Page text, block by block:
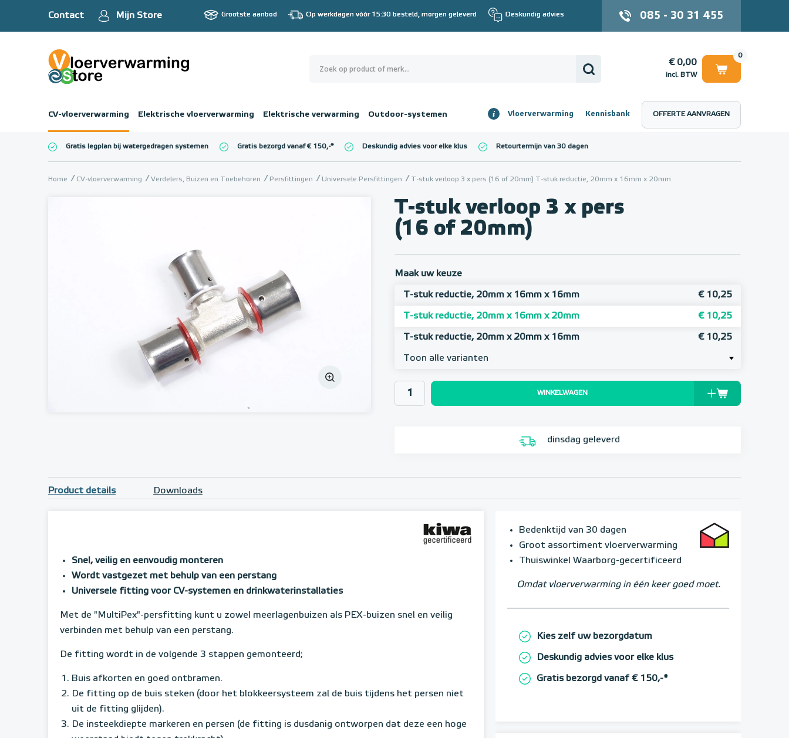
Contact Mijn Store Grootste aanbod Op werkdagen vóór 15:30 besteld, morgen geleverd Deskundig advies 085 - 30 31 455
0
€ 0,00
incl. BTW
€ 0,00
CV-vloerverwarming Elektrische vloerverwarming Elektrische verwarming Outdoor-systemen
€ 0,00 Vloerverwarming Kennisbank OFFERTE AANVRAGEN
Gratis legplan bij watergedragen systemen Gratis bezorgd vanaf € 150,-* Deskundig advies voor elke klus Retourtermijn van 30 dagen
Home CV-vloerverwarming Verdelers, Buizen en Toebehoren Persfittingen Universele Persfittingen T-stuk verloop 3 x pers (16 of 20mm) T-stuk reductie, 20mm x 16mm x 20mm
T-stuk verloop 3 x pers
(16 of 20mm)
Maak uw keuze
T-stuk reductie, 20mm x 16mm x 16mm € 10,25
T-stuk reductie, 20mm x 16mm x 20mm € 10,25
T-stuk reductie, 20mm x 20mm x 16mm € 10,25
Toon alle varianten
WINKELWAGEN
dinsdag geleverd
Product details Downloads
Snel, veilig en eenvoudig monteren
Wordt vastgezet met behulp van een perstang
Universele fitting voor CV-systemen en drinkwaterinstallaties
Met de "MultiPex"-persfitting kunt u zowel meerlagenbuizen als PEX-buizen snel en veilig
verbinden met behulp van een perstang.
De fitting wordt in de volgende 3 stappen gemonteerd;
Buis afkorten en goed ontbramen.
De fitting op de buis steken (door het blokkeersysteem zal de buis tijdens het persen niet
uit de fitting glijden).
De insteekdiepte markeren en persen (de fitting is dusdanig ontworpen dat deze een hoge
Bedenktijd van 30 dagen
Groot assortiment vloerverwarming
Thuiswinkel Waarborg-gecertificeerd
Omdat vloerverwarming in één keer goed moet.
Kies zelf uw bezorgdatum
Deskundig advies voor elke klus
Gratis bezorgd vanaf € 150,-*